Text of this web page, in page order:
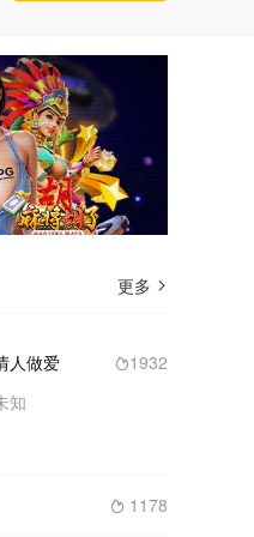
更多 
1932
人做爱
知
 1178